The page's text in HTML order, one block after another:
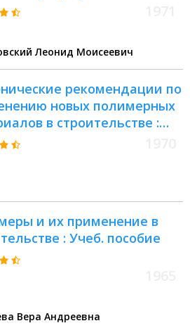
Леонид Моисеевич
рекомендации по
новых полимерных
в строительстве :
для сан. врачей и
и их применение в
: Учеб. пособие
Вера Андреевна